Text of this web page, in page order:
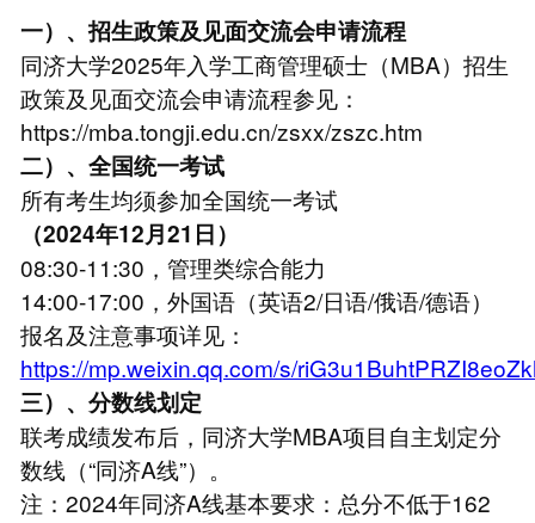
一）、招生政策及见面交流会申请流程
同济大学2025年入学工商管理硕士（MBA）招生
政策及见面交流会申请流程参见：
https://mba.tongji.edu.cn/zsxx/zszc.htm
二）、全国统一考试
所有考生均须参加全国统一考试
（2024年12月21日）
08:30-11:30，管理类综合能力
14:00-17:00，外国语（英语2/日语/俄语/德语）
报名及注意事项详见：
https://mp.weixin.qq.com/s/
三）、分数线划定
联考成绩发布后，同济大学MBA项目自主划定分
数线（“同济A线”）。
注：2024年同济A线基本要求：总分不低于162